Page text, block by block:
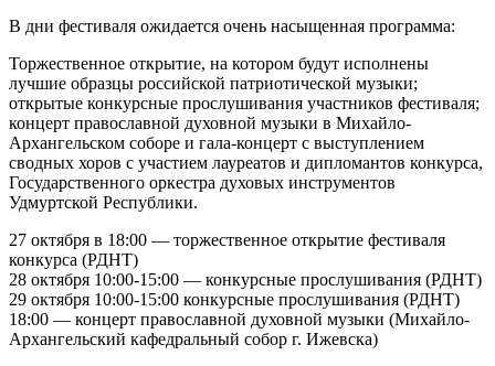
В дни фестиваля ожидается очень насыщенная программа:
Торжественное открытие, на котором будут исполнены
лучшие образцы российской патриотической музыки;
открытые конкурсные прослушивания участников фестиваля;
концерт православной духовной музыки в Михайло-
Архангельском соборе и гала-концерт с выступлением
сводных хоров с участием лауреатов и дипломантов конкурса,
Государственного оркестра духовых инструментов
Удмуртской Республики.
27 октября в 18:00 — торжественное открытие фестиваля
конкурса (РДНТ)
28 октября 10:00-15:00 — конкурсные прослушивания (РДНТ)
29 октября 10:00-15:00 конкурсные прослушивания (РДНТ)
18:00 — концерт православной духовной музыки (Михайло-
Архангельский кафедральный собор г. Ижевска)